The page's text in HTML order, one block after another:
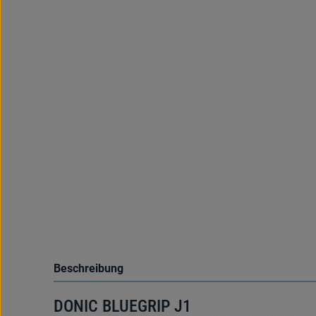
Beschreibung
DONIC BLUEGRIP J1